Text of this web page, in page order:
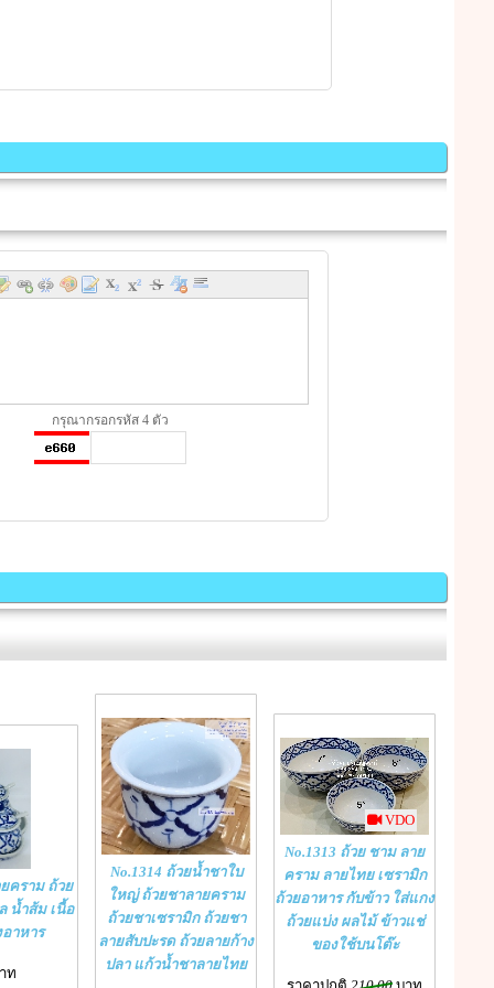
กรุณากรอกรหัส 4 ตัว
คราม ถ้วย
น้ำส้ม เนื้อ
าหาร
ท
No.1314 ถ้วยน้ำชาใบ
ใหญ่ ถ้วยชาลายคราม
ถ้วยชาเซรามิก ถ้วยชา
ลายสับปะรด ถ้วยลายก้าง
ปลา แก้วน้ำชาลายไทย
VDO
No.1313 ถ้วย ชาม ลาย
คราม ลายไทย เซรามิก
ถ้วยอาหาร กับข้าว ใส่แกง
ถ้วยแบ่ง ผลไม้ ข้าวแช่
ของใช้บนโต๊ะ